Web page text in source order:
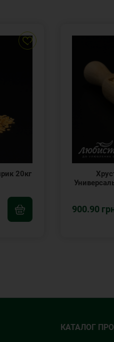
20кг
900.90
КАТАЛОГ